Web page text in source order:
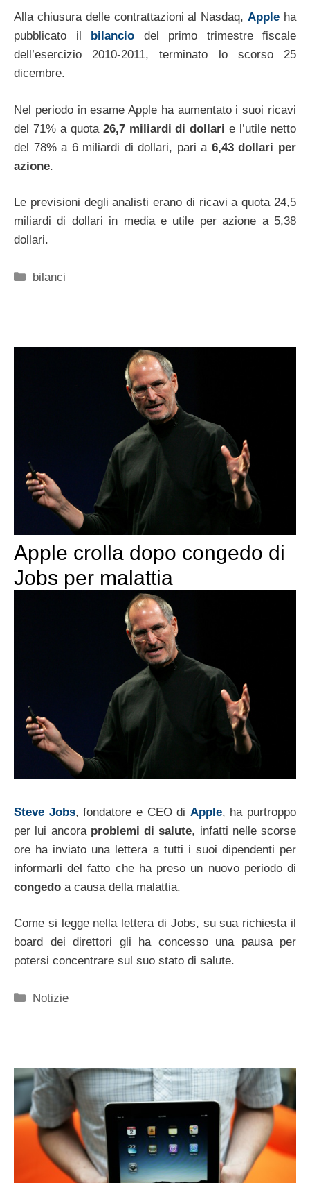
Alla chiusura delle contrattazioni al Nasdaq,Apple ha
pubblicato il
bilancio del primo trimestre fiscale
dell’esercizio 2010-2011, terminato lo scorso 25
dicembre.
Nel periodo in esame Apple ha aumentato i suoi ricavi
del 71% a quota 26,7 miliardi di dollari e l’utile netto
del 78% a 6 miliardi di dollari, pari a 6,43 dollari per
azione.
Le previsioni degli analisti erano di ricavi a quota 24,5
miliardi di dollari in media e utile per azione a 5,38
dollari.
Categorie
bilanci
Apple crolla dopo congedo di
Jobs per malattia
Steve Jobs, fondatore e CEO di Apple, ha purtroppo
per lui ancora problemi di salute, infatti nelle scorse
ore ha inviato una lettera a tutti i suoi dipendenti per
informarli del fatto che ha preso un nuovo periodo di
congedo a causa della malattia.
Come si legge nella lettera di Jobs, su sua richiesta il
board dei direttori gli ha concesso una pausa per
potersi concentrare sul suo stato di salute.
Categorie
Notizie